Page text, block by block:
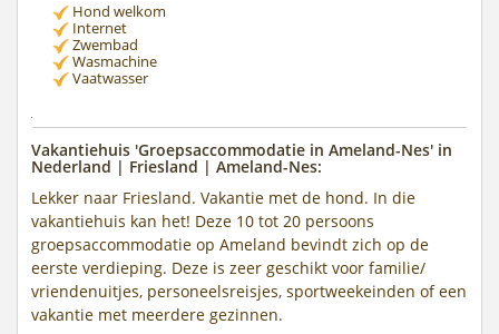
Hond welkom
Internet
Zwembad
Wasmachine
Vaatwasser
Vakantiehuis 'Groepsaccommodatie in Ameland-Nes' in
Nederland | Friesland | Ameland-Nes:
Lekker naar Friesland. Vakantie met de hond. In die
vakantiehuis kan het! Deze 10 tot 20 persoons
groepsaccommodatie op Ameland bevindt zich op de
eerste verdieping. Deze is zeer geschikt voor familie/
vriendenuitjes, personeelsreisjes, sportweekeinden of een
vakantie met meerdere gezinnen.